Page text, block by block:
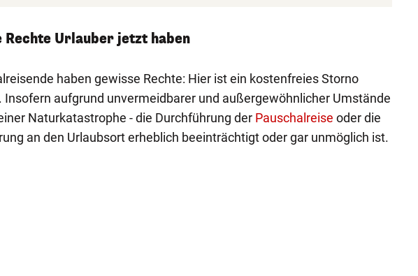
Rechte Urlauber jetzt haben
haben gewisse Rechte: Hier ist ein kostenfreies Storno
Insofern aufgrund unvermeidbarer und außergewöhnlicher Umstände
Naturkatastrophe - die Durchführung der Pauschalreise oder die
an den Urlaubsort erheblich beeinträchtigt oder gar unmöglich ist.